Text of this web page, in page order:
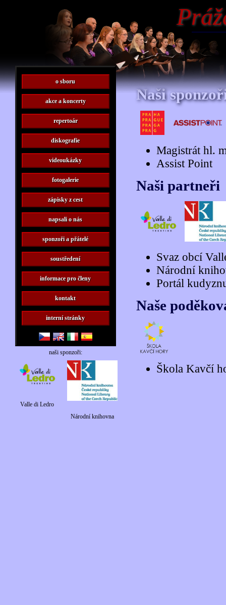
Naši
Magistrát hl.
Assist Point
Naši partneři
Svaz obcí
Národní
Portál
Naše
Škola Kavčí
o sboru
akce a koncerty
repertoár
diskografie
videoukázky
fotogalerie
zápisky z cest
napsali o nás
sponzoři a přátelé
soustředení
informace pro členy
kontakt
interní stránky
naši sponzoři:
Valle di Ledro
Národní knihovna